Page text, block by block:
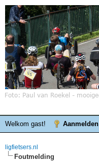
Welkom gast! Aanmelden
ligfietsers.nl
Foutmelding